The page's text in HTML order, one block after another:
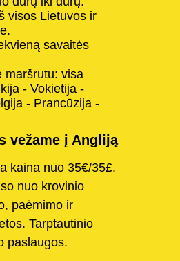
visos Lietuvos ir
savaitės
maršrutu: visa
- Vokietija -
- Prancūzija -
vežame į Angliją
kaina nuo 35€/35£.
nuo krovinio
paėmimo ir
Tarptautinio
paslaugos.